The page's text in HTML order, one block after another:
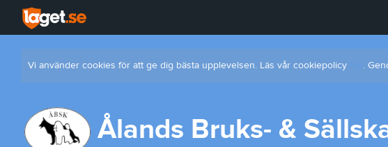
Vi använder cookies för att ge dig bästa upplevelsen. Läs vår cookiepolicy .
Ålands Bruks- &